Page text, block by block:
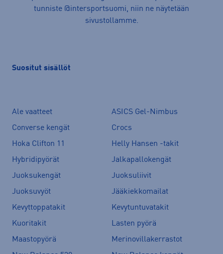
tunniste @intersportsuomi, niin ne näytetään
sivustollamme.
Suositut sisällöt
Ale vaatteet
ASICS Gel-Nimbus
Converse kengät
Crocs
Hoka Clifton 11
Helly Hansen -takit
Hybridipyörät
Jalkapallokengät
Juoksukengät
Juoksuliivit
Juoksuvyöt
Jääkiekkomailat
Kevyttoppatakit
Kevytuntuvatakit
Kuoritakit
Lasten pyörä
Maastopyörä
Merinovillakerrastot